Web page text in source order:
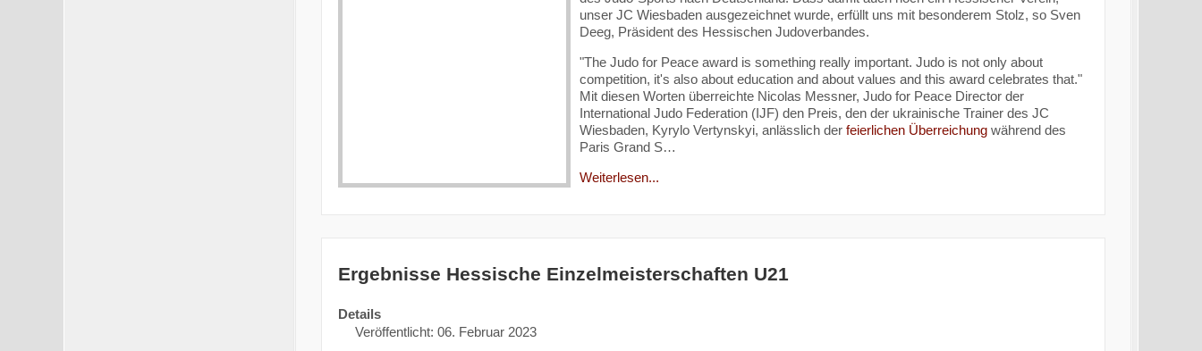
unser JC Wiesbaden ausgezeichnet wurde, erfüllt uns mit besonderem Stolz, so Sven
Deeg, Präsident des Hessischen Judoverbandes.
"The Judo for Peace award is something really important. Judo is not only about
competition, it's also about education and about values and this award celebrates that."
Mit diesen Worten überreichte Nicolas Messner, Judo for Peace Director der
International Judo Federation (IJF) den Preis, den der ukrainische Trainer des JC
Wiesbaden, Kyrylo Vertynskyi, anlässlich der feierlichen Überreichungwährend des
Paris Grand S…
Weiterlesen...
Ergebnisse Hessische Einzelmeisterschaften U21
Details
Veröffentlicht: 06. Februar 2023